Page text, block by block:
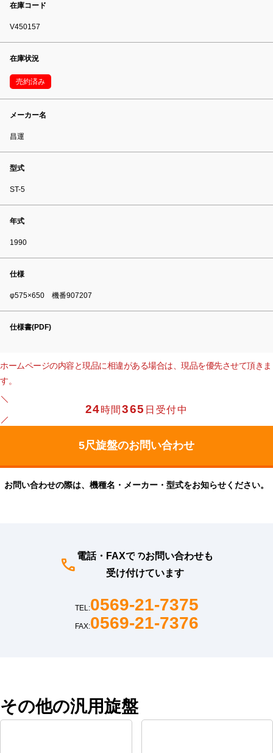
在庫コード
V450157
在庫状況
売約済み
メーカー名
昌運
型式
ST-5
年式
1990
仕様
φ575×650 機番907207
仕様書(PDF)
ホームページの内容と現品に相違がある場合は、現品を優先させて頂きま
す。
24時間365 日受付中
お問い合わせの際は、機種名・メーカー・型式をお知らせください。
電話・FAXでのお問い合わせも
受け付けています
TEL:0569-21-7375
FAX:0569-21-7376
その他の汎用旋盤